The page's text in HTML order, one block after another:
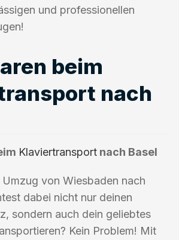
und professionellen
beim
nach
Klaviertransport nach Basel
von Wiesbaden nach
dabei nicht nur deinen
sondern auch dein geliebtes
Kein Problem! Mit